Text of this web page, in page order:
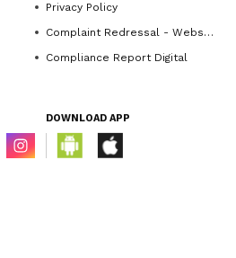
Privacy Policy
Complaint Redressal - Website
Compliance Report Digital
DOWNLOAD APP